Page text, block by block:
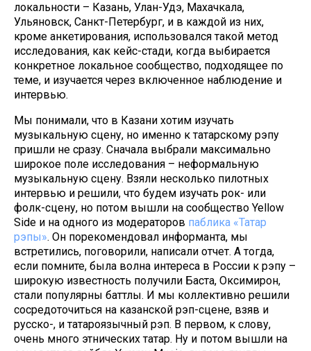
локальности – Казань, Улан-Удэ, Махачкала,
Ульяновск, Санкт-Петербург, и в каждой из них,
кроме анкетирования, использовался такой метод
исследования, как кейс-стади, когда выбирается
конкретное локальное сообщество, подходящее по
теме, и изучается через включенное наблюдение и
интервью.
Мы понимали, что в Казани хотим изучать
музыкальную сцену, но именно к татарскому рэпу
пришли не сразу. Сначала выбрали максимально
широкое поле исследования – неформальную
музыкальную сцену. Взяли несколько пилотных
интервью и решили, что будем изучать рок- или
фолк-сцену, но потом вышли на сообщество Yellow
Side и на одного из модераторов паблика «Татар
рэпы». Он порекомендовал информанта, мы
встретились, поговорили, написали отчет. А тогда,
если помните, была волна интереса в России к рэпу –
широкую известность получили Баста, Оксимирон,
стали популярны баттлы. И мы коллективно решили
сосредоточиться на казанской рэп-сцене, взяв и
русско-, и татароязычный рэп. В первом, к слову,
очень много этнических татар. Ну и потом вышли на